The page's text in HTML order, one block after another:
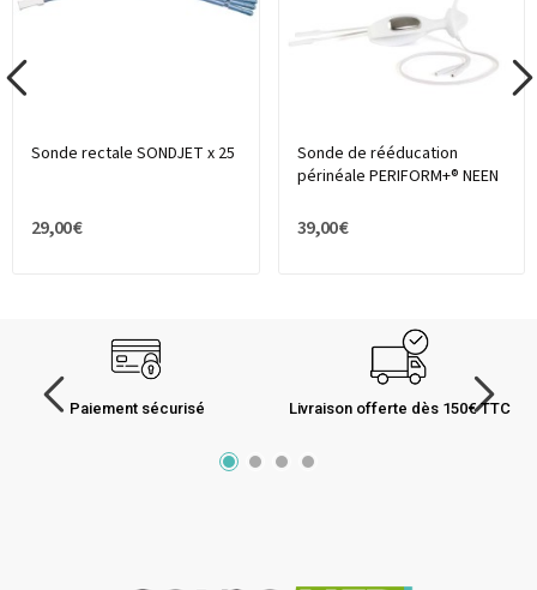
Sonde rectale SONDJET x 25
29,00 €
Sonde de rééducation
périnéale PERIFORM+® NEEN
39,00 €
Paiement sécurisé Livraison offerte dès 150€ TTC